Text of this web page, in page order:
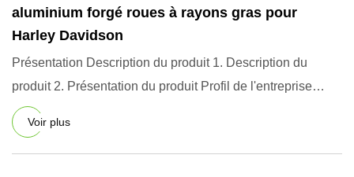
aluminium forgé roues à rayons gras pour
Harley Davidson
Présentation Description du produit 1. Description du
produit 2. Présentation du produit Profil de l'entreprise
Notre s
Voir plus